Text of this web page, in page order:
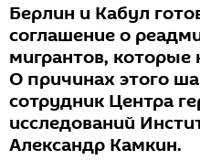
Берлин и Кабул
соглашение о
мигрантов, которые
О причинах этого
сотрудник Центра
исследований
Александр Камкин.